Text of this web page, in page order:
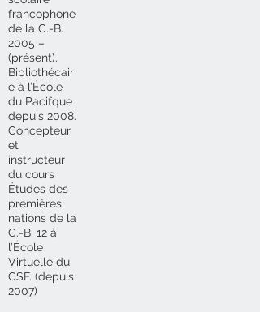
francophone
de la C.-B.
2005 –
(présent).
Bibliothécair
e à l’École
du Pacifque
depuis 2008.
Concepteur
et
instructeur
du cours
Études des
premières
nations de la
C.-B. 12 à
l’École
Virtuelle du
CSF. (depuis
2007)